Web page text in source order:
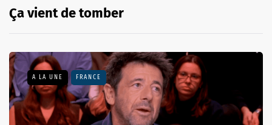
Ça vient de tomber
A LA UNE FRANCE